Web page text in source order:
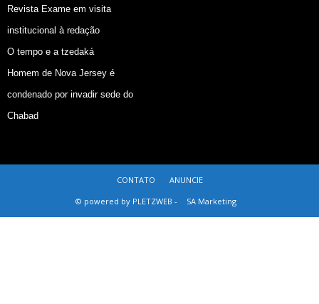
Revista Exame em visita
institucional à redação
O tempo e a tzedaká
Homem de Nova Jersey é
condenado por invadir sede do
Chabad
CONTATO
ANUNCIE
© powered by PLETZWEB -
SA Marketing